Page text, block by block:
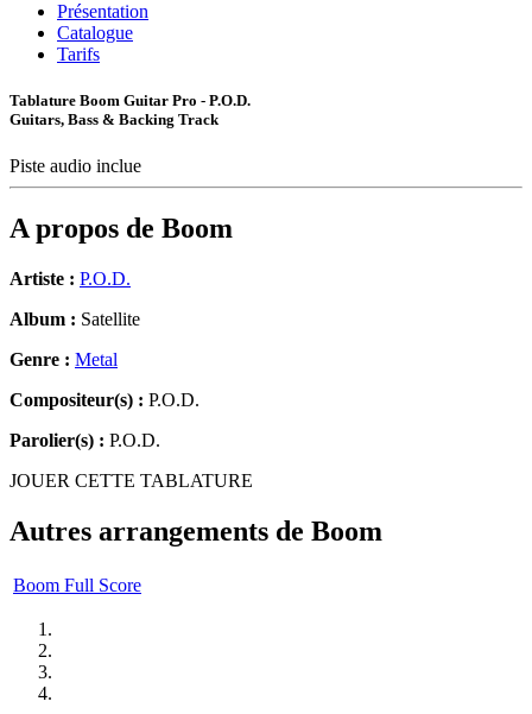
Présentation
Catalogue
Tarifs
Tablature Boom Guitar Pro - P.O.D.
Guitars, Bass & Backing Track
Piste audio inclue
A propos de Boom
Artiste : P.O.D.
Album : Satellite
Genre : Metal
Compositeur(s) : P.O.D.
Parolier(s) : P.O.D.
JOUER CETTE TABLATURE
Autres arrangements de Boom
Boom Full Score